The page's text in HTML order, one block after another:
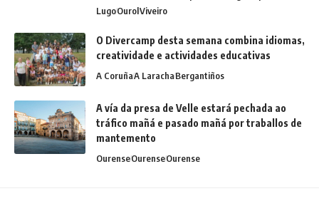
LugoOurolViveiro
O Divercamp desta semana combina idiomas,
creatividade e actividades educativas
A CoruñaA LarachaBergantiños
A vía da presa de Velle estará pechada ao
tráfico mañá e pasado mañá por traballos de
mantemento
OurenseOurenseOurense